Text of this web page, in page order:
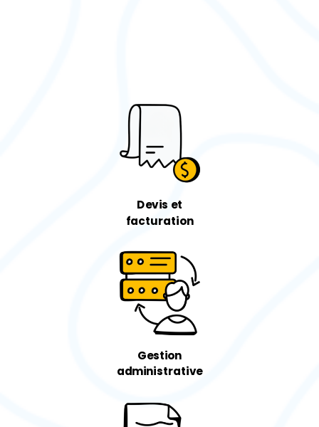
Devis et
facturation
Gestion
administrative